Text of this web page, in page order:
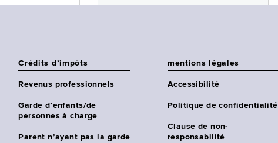
Crédits d’impôts
Revenus professionnels
Garde d’enfants/de
personnes à charge
Parent n’ayant pas la garde
mentions légales
Accessibilité
Politique de confidentialité
Clause de non-
responsabilité